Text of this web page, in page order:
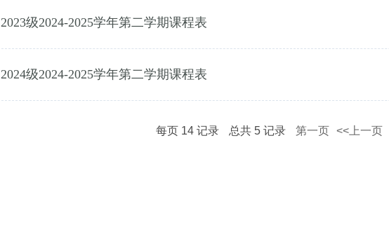
2023级2024-2025学年第二学期课程表
2024级2024-2025学年第二学期课程表
每页 14 记录 总共 5 记录 第一页 <<上一页